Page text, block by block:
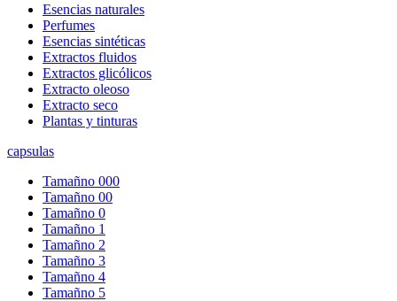
Esencias naturales
Perfumes
Esencias sintéticas
Extractos fluidos
Extractos glicólicos
Extracto oleoso
Extracto seco
Plantas y tinturas
capsulas
Tamañno 000
Tamañno 00
Tamañno 0
Tamañno 1
Tamañno 2
Tamañno 3
Tamañno 4
Tamañno 5